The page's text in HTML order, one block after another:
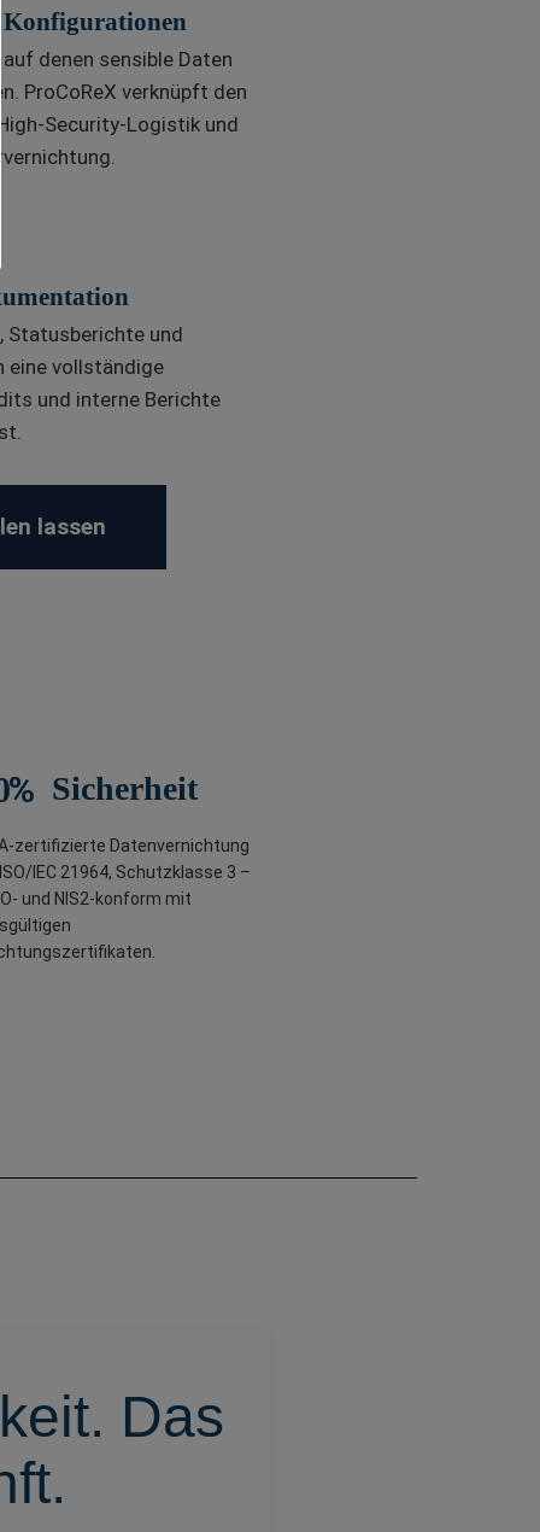
Konfigurationen
denen sensible Daten
ProCoReX verknüpft den
Security-Logistik und
Statusberichte und
vollständige
und interne Berichte
lassen
% Sicherheit
zertifizierte Datenvernichtung
IEC 21964, Schutzklasse 3 –
und NIS2-konform mit
Das